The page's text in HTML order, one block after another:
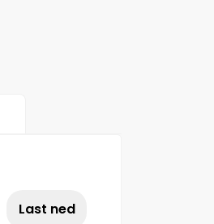
Last ned